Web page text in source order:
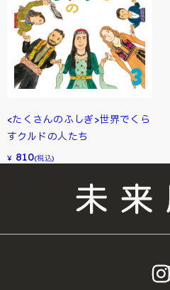
<たくさんのふしぎ>世界でくら
すクルドの人たち
¥ 810(税込)